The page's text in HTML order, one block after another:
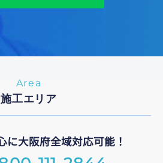
施工エリア
Area
に大阪府全域対応可能！